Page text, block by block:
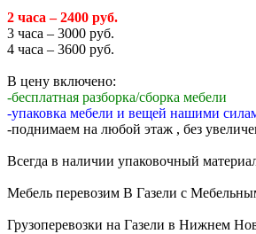
2 часа – 2400 руб.
3 часа – 3000 руб.
4 часа – 3600 руб.
В цену включено:
-бесплатная разборка/сборка мебели
-упаковка мебели и вещей нашими
-поднимаем на любой этаж , без
Всегда в наличии упаковочный
Мебель перевозим В Газели с
Грузоперевозки на Газели в Нижнем